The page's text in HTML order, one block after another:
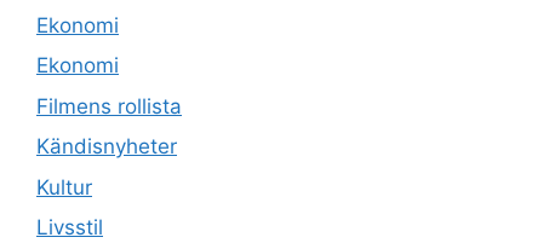
Ekonomi
Ekonomi
Filmens rollista
Kändisnyheter
Kultur
Livsstil